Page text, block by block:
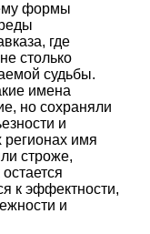
формы
где
столько
судьбы.
имена
но сохраняли
и
регионах имя
строже,
к эффектности,
и